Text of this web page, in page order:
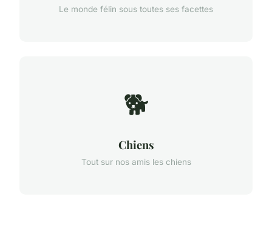
Le monde félin sous toutes ses facettes
🐕
Chiens
Tout sur nos amis les chiens